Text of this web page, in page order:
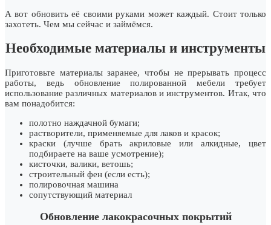
А вот обновить её своими руками может каждый. Стоит только
захотеть. Чем мы сейчас и займёмся.
Необходимые материалы и инструменты
Приготовьте материалы заранее, чтобы не прерывать процесс
работы, ведь обновление полированной мебели требует
использование различных материалов и инструментов. Итак, что
вам понадобится:
полотно наждачной бумаги;
растворители, применяемые для лаков и красок;
краски (лучше брать акриловые или алкидные, цвет
подбираете на ваше усмотрение);
кисточки, валики, ветошь;
строительный фен (если есть);
полировочная машина
сопутствующий материал
Обновление лакокрасочных покрытий